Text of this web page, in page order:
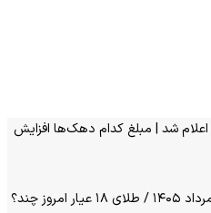
زمان شارژ کالابرگ مرداد ۱۴۰۵ اعلام شد | مبلغ کدام دهک‌ها افزایش